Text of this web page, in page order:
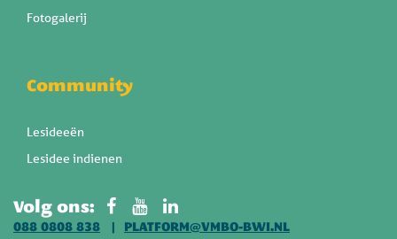
Fotogalerij
Community
Lesideeën
Lesidee indienen
Volg ons:
088 0808 838
PLATFORM@VMBO-BWI.NL